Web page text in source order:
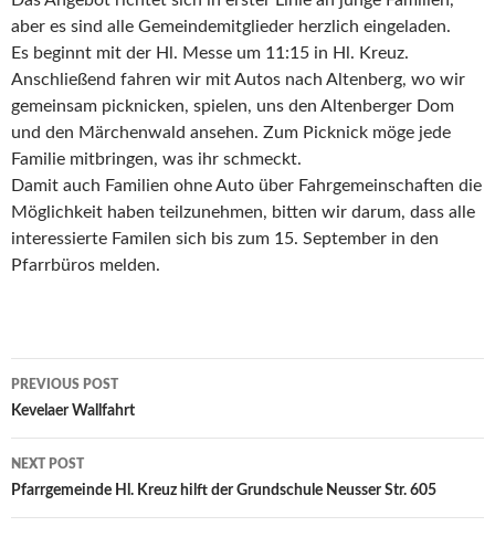
aber es sind alle Gemeindemitglieder herzlich eingeladen.
Es beginnt mit der Hl. Messe um 11:15 in Hl. Kreuz.
Anschließend fahren wir mit Autos nach Altenberg, wo wir
gemeinsam picknicken, spielen, uns den Altenberger Dom
und den Märchenwald ansehen. Zum Picknick möge jede
Familie mitbringen, was ihr schmeckt.
Damit auch Familien ohne Auto über Fahrgemeinschaften die
Möglichkeit haben teilzunehmen, bitten wir darum, dass alle
interessierte Familen sich bis zum 15. September in den
Pfarrbüros melden.
Post
navigation
PREVIOUS POST
Kevelaer Wallfahrt
NEXT POST
Pfarrgemeinde Hl. Kreuz hilft der Grundschule Neusser Str. 605